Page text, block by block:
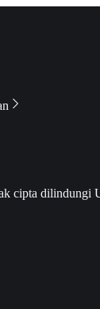
cipta dilindungi